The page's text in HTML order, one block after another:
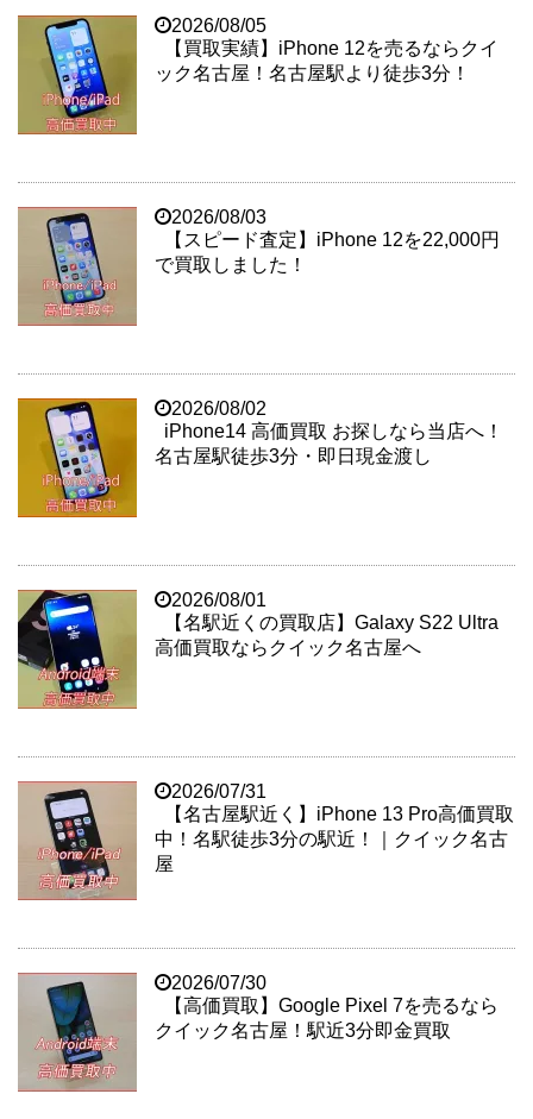
2026/08/05
【買取実績】iPhone 12を売るならクイ
ック名古屋！名古屋駅より徒歩3分！
2026/08/03
【スピード査定】iPhone 12を22,000円
で買取しました！
2026/08/02
iPhone14 高価買取 お探しなら当店へ！
名古屋駅徒歩3分・即日現金渡し
2026/08/01
【名駅近くの買取店】Galaxy S22 Ultra
高価買取ならクイック名古屋へ
2026/07/31
【名古屋駅近く】iPhone 13 Pro高価買取
中！名駅徒歩3分の駅近！｜クイック名古
屋
2026/07/30
【高価買取】Google Pixel 7を売るなら
クイック名古屋！駅近3分即金買取